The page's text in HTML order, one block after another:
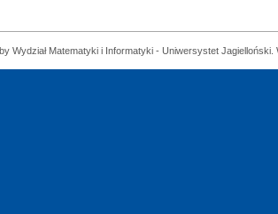
Wydział Matematyki i Informatyki - Uniwersystet